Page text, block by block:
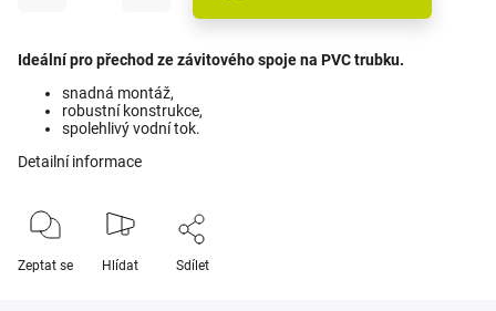
Ideální pro přechod ze závitového spoje na PVC trubku.
snadná montáž,
robustní konstrukce,
spolehlivý vodní tok.
Detailní informace
Zeptat se Hlídat Sdílet